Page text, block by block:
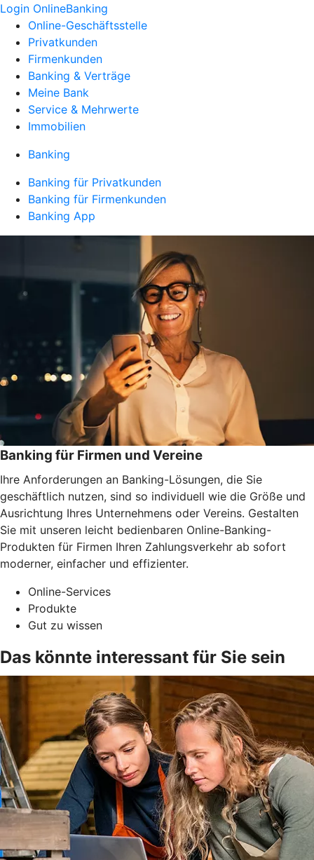
Login OnlineBanking
Online-Geschäftsstelle
Privatkunden
Firmenkunden
Banking & Verträge
Meine Bank
Service & Mehrwerte
Immobilien
Banking
Banking für Privatkunden
Banking für Firmenkunden
Banking App
Banking für Firmen und Vereine
Ihre Anforderungen an Banking-Lösungen, die Sie
geschäftlich nutzen, sind so individuell wie die Größe und
Ausrichtung Ihres Unternehmens oder Vereins. Gestalten
Sie mit unseren leicht bedienbaren Online-Banking-
Produkten für Firmen Ihren Zahlungsverkehr ab sofort
moderner, einfacher und effizienter.
Online-Services
Produkte
Gut zu wissen
Das könnte interessant für Sie sein